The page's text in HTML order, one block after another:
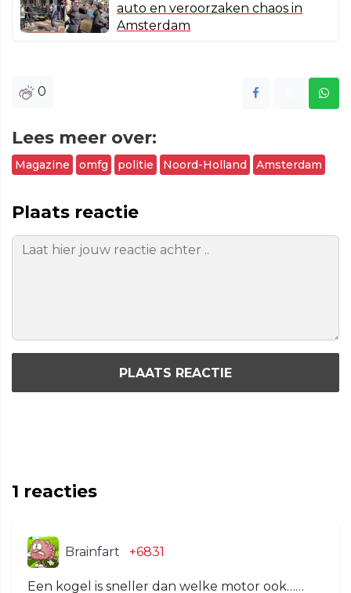
auto en veroorzaken chaos in
Amsterdam
0
Lees meer over:
Magazine omfg politie Noord-Holland Amsterdam
Plaats reactie
PLAATS REACTIE
1 reacties
Brainfart +6831
Een kogel is sneller dan welke motor ook……